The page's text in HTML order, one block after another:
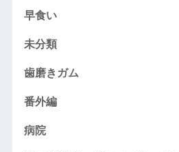
早食い
未分類
歯磨きガム
番外編
病院